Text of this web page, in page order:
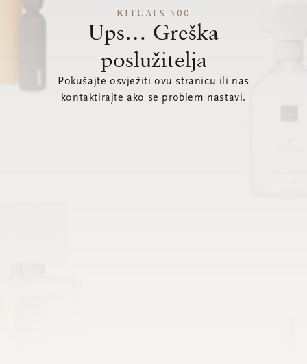
RITUALS 500
Ups… Greška
poslužitelja
Pokušajte osvježiti ovu stranicu ili nas
kontaktirajte ako se problem nastavi.